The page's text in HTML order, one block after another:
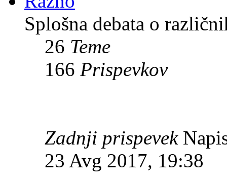
Splošna debata o
26 Teme
166 Prispevkov
Zadnji prispevek
23 Avg 2017, 19:38